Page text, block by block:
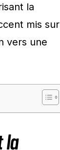
la
mis sur
vers une
la